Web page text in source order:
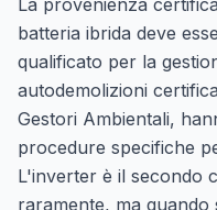
La provenienza
batteria ibrida deve
qualificato per la
autodemolizioni
Gestori Ambientali,
procedure specifiche
L'inverter è il secondo
raramente, ma